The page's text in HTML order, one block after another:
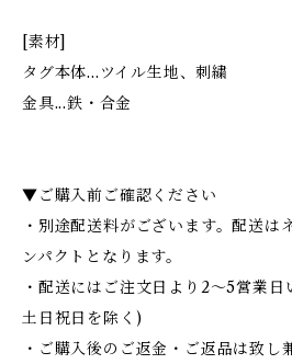
[素材]
タグ本体...ツイル生地、刺繍
金具...鉄・合金
▼ご購入前ご確認ください
・別途配送料がございます。配送は
ンパクトとなります。
・配送にはご注文日より2〜5営業
土日祝日を除く)
・ご購入後のご返金・ご返品は致し